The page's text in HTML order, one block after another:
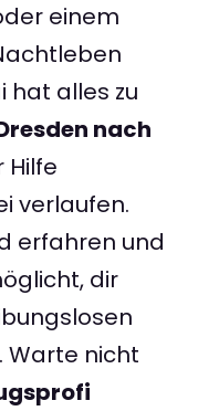
einem
hat alles zu
nach
Hilfe
verlaufen.
erfahren und
dir
Warte nicht